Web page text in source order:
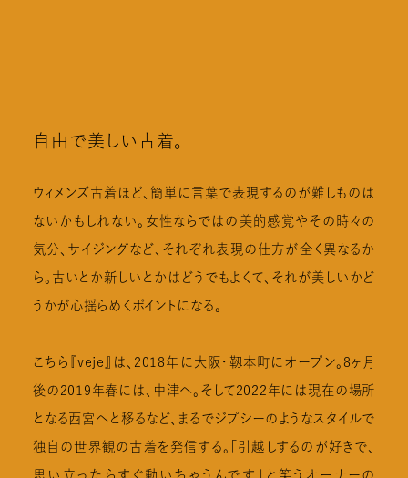
自由で美しい古着。
ウィメンズ古着ほど、簡単に言葉で表現するのが難しものは
ないかもしれない。女性ならではの美的感覚やその時々の
気分、サイジングなど、それぞれ表現の仕方が全く異なるか
ら。古いとか新しいとかはどうでもよくて、それが美しいかど
うかが心揺らめくポイントになる。
こちら『veje』は、2018年に大阪・靱本町にオープン。8ヶ月
後の2019年春には、中津へ。そして2022年には現在の場所
となる西宮へと移るなど、まるでジプシーのようなスタイルで
独自の世界観の古着を発信する。「引越しするのが好きで、
思い立ったらすぐ動いちゃうんです」と笑うオーナーの